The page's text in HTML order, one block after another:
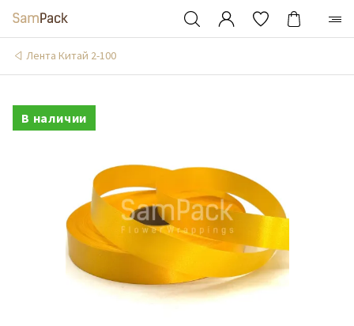
Лента Китай 2-100
В наличии